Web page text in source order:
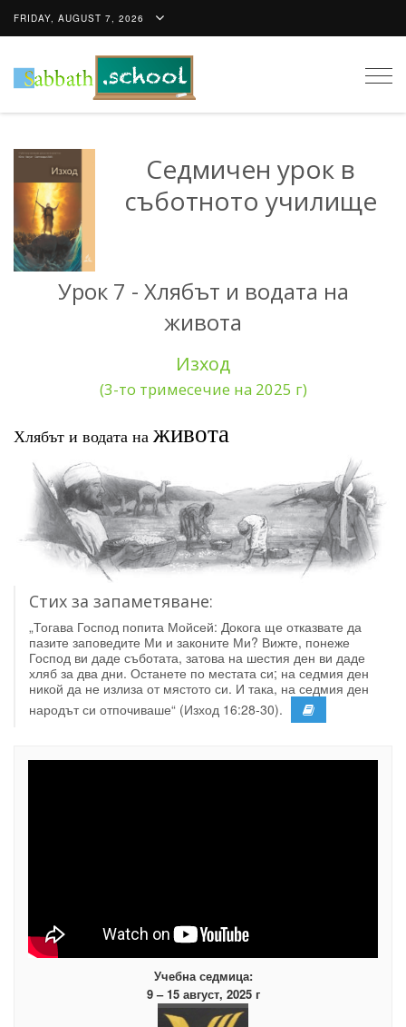
FRIDAY, AUGUST 7, 2026
Седмичен урок в
съботното училище
Урок 7 - Хлябът и водата на
живота
Изход
(3-то тримесечие на 2025 г)
Хлябът и водата на живота
Стих за запаметяване:
„Тогава Господ попита Мойсей: Докога ще отказвате да
пазите заповедите Ми и законите Ми? Вижте, понеже
Господ ви даде съботата, затова на шестия ден ви даде
хляб за два дни. Останете по местата си; на седмия ден
никой да не излиза от мястото си. И така, на седмия ден
народът си отпочиваше“ (Изход 16:28-30).
Учебна седмица:
9 – 15 август, 2025 г